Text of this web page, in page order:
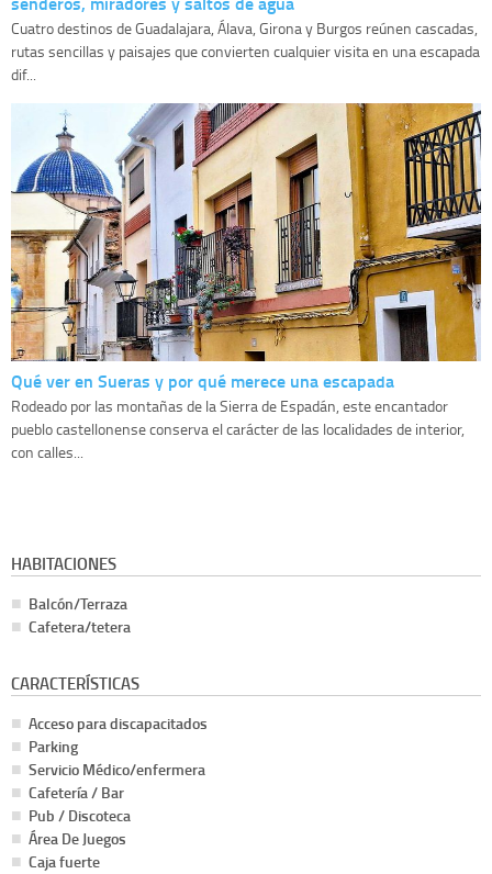
Cuatro destinos de Guadalajara, Álava, Girona y Burgos reúnen cascadas,
rutas sencillas y paisajes que convierten cualquier visita en una escapada
dif...
Qué ver en Sueras y por qué merece una escapada
Rodeado por las montañas de la Sierra de Espadán, este encantador
pueblo castellonense conserva el carácter de las localidades de interior,
con calles...
HABITACIONES
Balcón/Terraza
Cafetera/tetera
CARACTERÍSTICAS
Acceso para discapacitados
Parking
Servicio Médico/enfermera
Cafetería / Bar
Pub / Discoteca
Área De Juegos
Caja fuerte